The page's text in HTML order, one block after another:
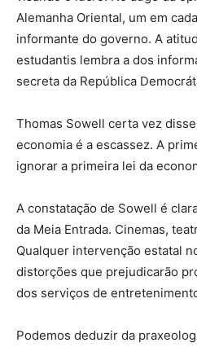
Alemanha Oriental, um em
informante do governo. A
estudantis lembra a dos
secreta da República
Thomas Sowell certa vez
economia é a escassez. A
ignorar a primeira lei da
A constatação de Sowell é
da Meia Entrada. Cinemas,
Qualquer intervenção estatal
distorções que prejudicarão
dos serviços de
Podemos deduzir da